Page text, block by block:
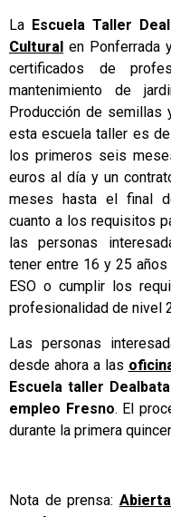
La Escuela Taller
Cultural en Ponferrada
certificados de
mantenimiento de
Producción de semillas
esta escuela taller es de
los primeros seis
euros al día y un
meses hasta el final
cuanto a los requisitos
las personas
tener entre 16 y 25
ESO o cumplir los
profesionalidad de nivel
Las personas
desde ahora a las
Escuela taller Dealbata
empleo Fresno. El
durante la primera
Nota de prensa: